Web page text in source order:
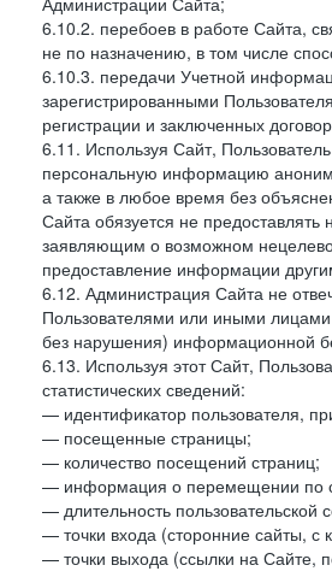
6.10.2. перебоев в работе Сайта,
не по назначению, в том числе
6.10.3. передачи Учетной
зарегистрированными
регистрации и заключенных
6.11. Используя Сайт,
персональную информацию
а также в любое время без
Сайта обязуется не
заявляющим о возможном
предоставление информации
6.12. Администрация Сайта не
Пользователями или иными
без нарушения) информационной
6.13. Используя этот Сайт,
статистических сведений:
— идентификатор пользователя,
— посещенные страницы;
— количество посещений страниц;
— информация о перемещении по
— длительность пользовательской
— точки входа (сторонние сайты, с
— точки выхода (ссылки на Сайте,